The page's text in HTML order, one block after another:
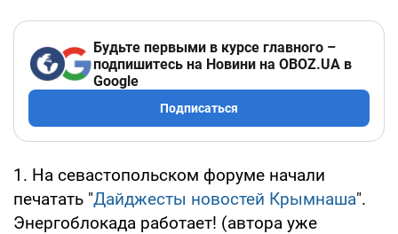
Будьте первыми в курсе главного –
подпишитесь на Новини на OBOZ.UA в
Google
Подписаться
1. На севастопольском форуме начали
печатать "Дайджесты новостей Крымнаша".
Энергоблокада работает! (автора уже